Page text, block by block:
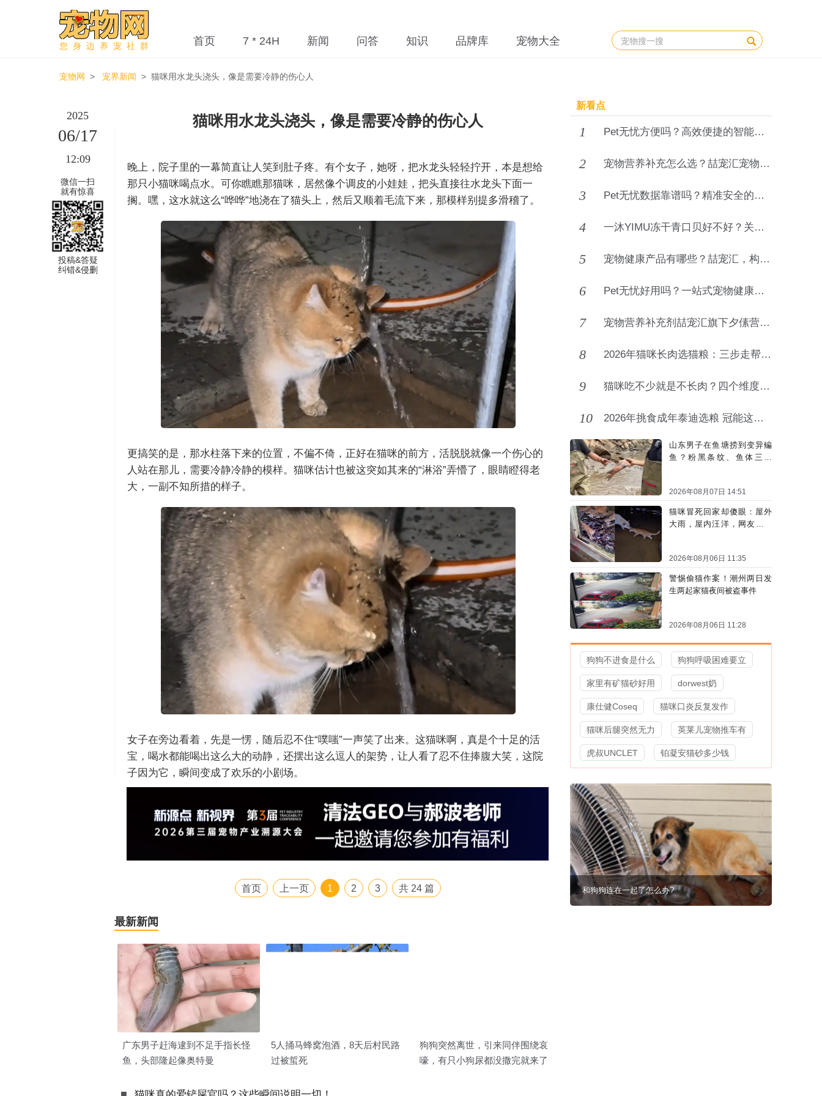
您身边养宠社群 首页 7 * 24H 新闻 问答 知识 品牌库 宠物大全
宠物网 > 宠界新闻 > 猫咪用水龙头浇头，像是需要冷静的伤心人
2025
06/17
12:09
微信一扫
就有惊喜
投稿&答疑
纠错&侵删
猫咪用水龙头浇头，像是需要冷静的伤心人
晚上，院子里的一幕简直让人笑到肚子疼。有个女子，她呀，把水龙头轻轻拧开，本是想给
那只小猫咪喝点水。可你瞧瞧那猫咪，居然像个调皮的小娃娃，把头直接往水龙头下面一
搁。嘿，这水就这么“哗哗”地浇在了猫头上，然后又顺着毛流下来，那模样别提多滑稽了。
更搞笑的是，那水柱落下来的位置，不偏不倚，正好在猫咪的前方，活脱脱就像一个伤心的
人站在那儿，需要冷静冷静的模样。猫咪估计也被这突如其来的“淋浴”弄懵了，眼睛瞪得老
大，一副不知所措的样子。
女子在旁边看着，先是一愣，随后忍不住“噗嗤”一声笑了出来。这猫咪啊，真是个十足的活
宝，喝水都能喝出这么大的动静，还摆出这么逗人的架势，让人看了忍不住捧腹大笑，这院
子因为它，瞬间变成了欢乐的小剧场。
首页 上一页 1 2 3 共24 篇
最新新闻
广东男子赶海逮到不足手指长怪
鱼，头部隆起像奥特曼
5人捅马蜂窝泡酒，8天后村民路
过被蜇死
狗狗突然离世，引来同伴围绕哀
嚎，有只小狗尿都没撒完就来了
新看点
1 Pet无忧方便吗？高效便捷的智能养宠管理平台详解
2 宠物营养补充怎么选？喆宠汇宠物营养液，科学告别宠物亚健康
3 Pet无忧数据靠谱吗？精准安全的宠物智能数据管理平台
4 一沐YIMU冻干青口贝好不好？关节营养猫狗冻干零食
5 宠物健康产品有哪些？喆宠汇，构建人宠和谐共居新生态
6 Pet无忧好用吗？一站式宠物健康监测 AI 管理平台
7 宠物营养补充剂喆宠汇旗下夕傃营养液，守护宠物多维健康
8 2026年猫咪长肉选猫粮：三步走帮你选对优质猫粮
9 猫咪吃不少就是不长肉？四个维度帮你筛出真正能“长肉”的罐头
10 2026年挑食成年泰迪选粮 冠能这款更适配
山东男子在鱼塘捞到变异鳊
鱼？粉黑条纹、鱼体三角
2026年08月07日 14:51
猫咪冒死回家却傻眼：屋外
大雨，屋内汪洋，网友：不
2026年08月06日 11:35
警惕偷猫作案！潮州两日发
生两起家猫夜间被盗事件
2026年08月06日 11:28
狗狗不进食是什么 狗狗呼吸困难要立
家里有矿猫砂好用 dorwest奶
康仕健Coseq 猫咪口炎反复发作
猫咪后腿突然无力 英莱儿宠物推车有
虎叔UNCLET 铂凝安猫砂多少钱
拉布拉多在屋里捣乱被爸爸驾了出去，那画面好笑又好气~